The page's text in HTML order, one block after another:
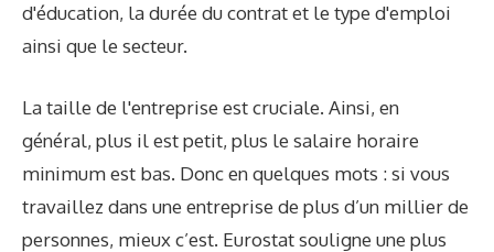
d'éducation, la durée du contrat et le type d'emploi
ainsi que le secteur.
La taille de l'entreprise est cruciale. Ainsi, en
général, plus il est petit, plus le salaire horaire
minimum est bas. Donc en quelques mots : si vous
travaillez dans une entreprise de plus d’un millier de
personnes, mieux c’est. Eurostat souligne une plus